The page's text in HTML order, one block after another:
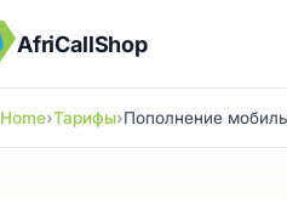
AfriCallShop
Home Тарифы Пополнение